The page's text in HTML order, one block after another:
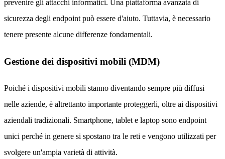
prevenire gli attacchi informatici. Una piattaforma avanzata di
sicurezza degli endpoint può essere d'aiuto. Tuttavia, è necessario
tenere presente alcune differenze fondamentali.
Gestione dei dispositivi mobili (MDM)
Poiché i dispositivi mobili stanno diventando sempre più diffusi
nelle aziende, è altrettanto importante proteggerli, oltre ai dispositivi
aziendali tradizionali. Smartphone, tablet e laptop sono endpoint
unici perché in genere si spostano tra le reti e vengono utilizzati per
svolgere un'ampia varietà di attività.